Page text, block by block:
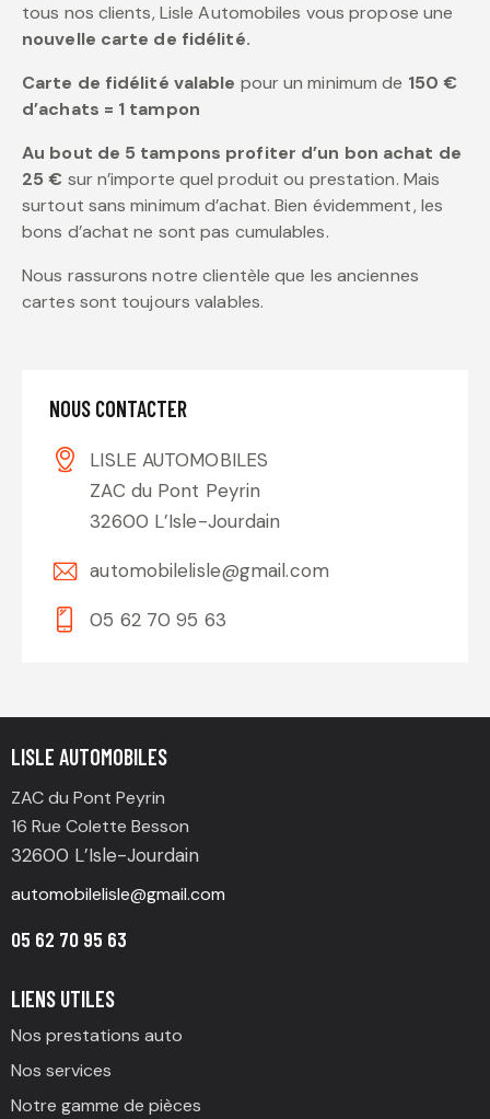
tous nos clients, Lisle Automobiles vous propose une
nouvelle carte de fidélité.
Carte de fidélité valable pour un minimum de 150 €
d’achats = 1 tampon
Au bout de 5 tampons profiter d’un bon achat de
25 € sur n’importe quel produit ou prestation. Mais
surtout sans minimum d’achat. Bien évidemment, les
bons d’achat ne sont pas cumulables.
Nous rassurons notre clientèle que les anciennes
cartes sont toujours valables.
NOUS CONTACTER
LISLE AUTOMOBILES
ZAC du Pont Peyrin
32600 L’Isle-Jourdain
automobilelisle@gmail.com
05 62 70 95 63
LISLE AUTOMOBILES
ZAC du Pont Peyrin
16 Rue Colette Besson
32600 L’Isle-Jourdain
automobilelisle@gmail.com
05 62 70 95 63
LIENS UTILES
Nos prestations auto
Nos services
Notre gamme de pièces